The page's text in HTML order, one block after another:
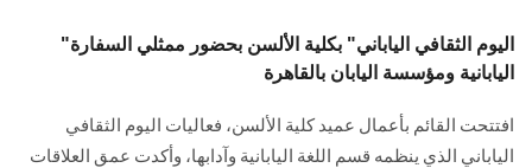
"اليوم الثقافي الياباني" بكلية الألسن بحضور ممثلي السفارة
اليابانية ومؤسسة اليابان بالقاهرة
افتتحت القائم بأعمال عميد كلية الألسن، فعاليات اليوم الثقافي
الياباني الذي ينظمه قسم اللغة اليابانية وآدابها، وأكدت عمق العلاقات